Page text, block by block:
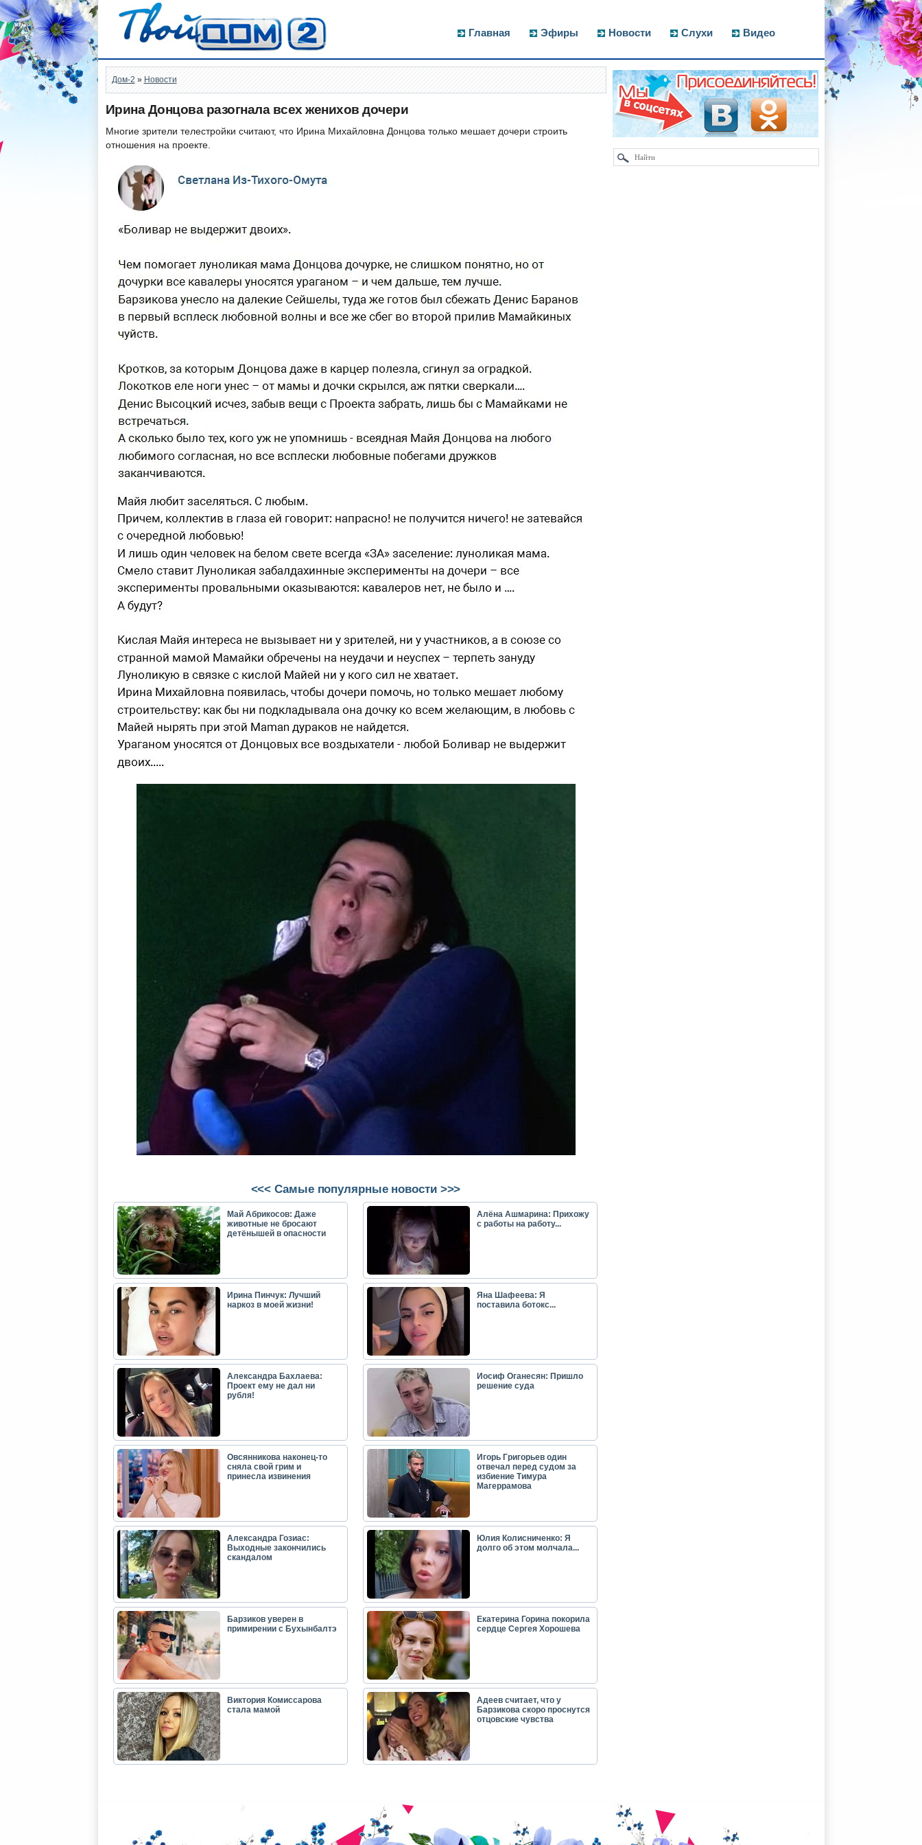
Главная Эфиры Новости Слухи Видео
Дом-2 » Новости
Ирина Донцова разогнала всех женихов дочери
Многие зрители телестройки считают, что Ирина Михайловна Донцова только мешает дочери строить
отношения на проекте.
<<< Самые популярные новости >>>
Май Абрикосов: Даже
животные не бросают
детёнышей в опасности
Алёна Ашмарина: Прихожу
с работы на работу...
Ирина Пинчук: Лучший
наркоз в моей жизни!
Яна Шафеева: Я
поставила ботокс...
Александра Бахлаева:
Проект ему не дал ни
рубля!
Иосиф Оганесян: Пришло
решение суда
Овсянникова наконец-то
сняла свой грим и
принесла извинения
Игорь Григорьев один
отвечал перед судом за
избиение Тимура
Магеррамова
Александра Гозиас:
Выходные закончились
скандалом
Юлия Колисниченко: Я
долго об этом молчала...
Барзиков уверен в
примирении с Бухынбалтэ
Екатерина Горина покорила
сердце Сергея Хорошева
Виктория Комиссарова
стала мамой
Адеев считает, что у
Барзикова скоро проснутся
отцовские чувства